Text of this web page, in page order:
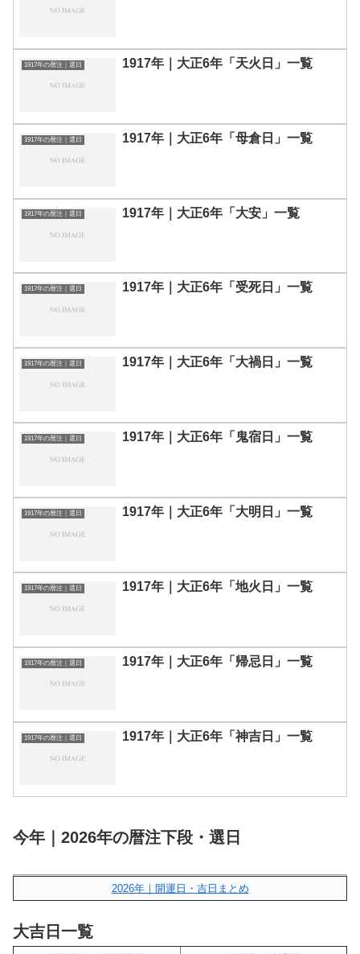
1917年の暦注｜選日 1917年｜大正6年「天火日」一覧
1917年の暦注｜選日 1917年｜大正6年「母倉日」一覧
1917年の暦注｜選日 1917年｜大正6年「大安」一覧
1917年の暦注｜選日 1917年｜大正6年「受死日」一覧
1917年の暦注｜選日 1917年｜大正6年「大禍日」一覧
1917年の暦注｜選日 1917年｜大正6年「鬼宿日」一覧
1917年の暦注｜選日 1917年｜大正6年「大明日」一覧
1917年の暦注｜選日 1917年｜大正6年「地火日」一覧
1917年の暦注｜選日 1917年｜大正6年「帰忌日」一覧
1917年の暦注｜選日 1917年｜大正6年「神吉日」一覧
今年｜2026年の暦注下段・選日
2026年｜開運日・吉日まとめ
大吉日一覧